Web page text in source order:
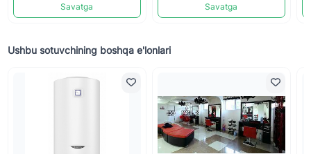
Savatga Savatga
Ushbu sotuvchining boshqa e'lonlari